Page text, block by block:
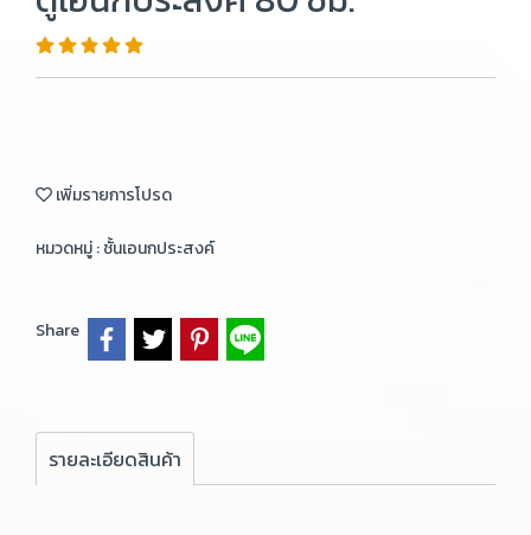
เพิ่มรายการโปรด
หมวดหมู่ :ชั้นเอนกประสงค์
Share
รายละเอียดสินค้า